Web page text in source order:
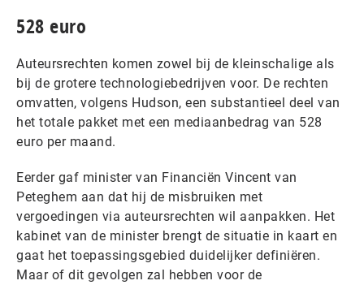
528 euro
Auteursrechten komen zowel bij de kleinschalige als
bij de grotere technologiebedrijven voor. De rechten
omvatten, volgens Hudson, een substantieel deel van
het totale pakket met een mediaanbedrag van 528
euro per maand.
Eerder gaf minister van Financiën Vincent van
Peteghem aan dat hij de misbruiken met
vergoedingen via auteursrechten wil aanpakken. Het
kabinet van de minister brengt de situatie in kaart en
gaat het toepassingsgebied duidelijker definiëren.
Maar of dit gevolgen zal hebben voor de